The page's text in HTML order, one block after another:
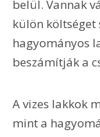
belül. Vannak
külön költséget
hagyományos
beszámítják a
A vizes lakkok
mint a